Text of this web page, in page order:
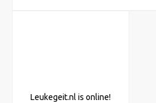
Leukegeit.nl is online!